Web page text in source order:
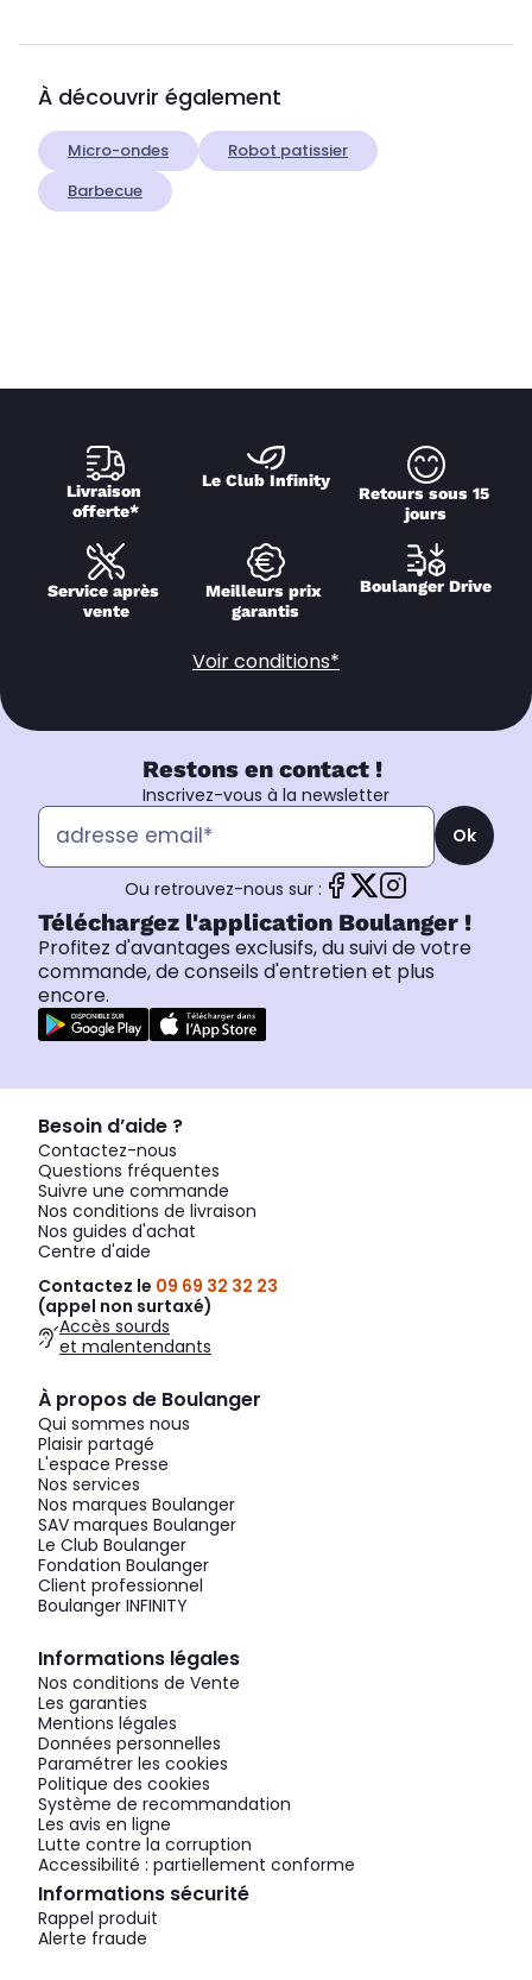
À découvrir également
Micro-ondes
Robot patissier
Barbecue
Livraison
offerte*
Le Club Infinity
Retours sous 15
jours
Service après
vente
Meilleurs prix
garantis
Boulanger Drive
Voir conditions*
Restons en contact !
Inscrivez-vous à la newsletter
Ok
Ou retrouvez-nous sur :
Téléchargez l'application Boulanger !
Profitez d'avantages exclusifs, du suivi de votre
commande, de conseils d'entretien et plus
encore.
Besoin d’aide ?
Contactez-nous
Questions fréquentes
Suivre une commande
Nos conditions de livraison
Nos guides d'achat
Centre d'aide
Contactez le 09 69 32 32 23
(appel non surtaxé)
Accès sourds
et malentendants
À propos de Boulanger
Qui sommes nous
Plaisir partagé
L'espace Presse
Nos services
Nos marques Boulanger
SAV marques Boulanger
Le Club Boulanger
Fondation Boulanger
Client professionnel
Boulanger INFINITY
Informations légales
Nos conditions de Vente
Les garanties
Mentions légales
Données personnelles
Paramétrer les cookies
Politique des cookies
Système de recommandation
Les avis en ligne
Lutte contre la corruption
Accessibilité : partiellement conforme
Informations sécurité
Rappel produit
Alerte fraude